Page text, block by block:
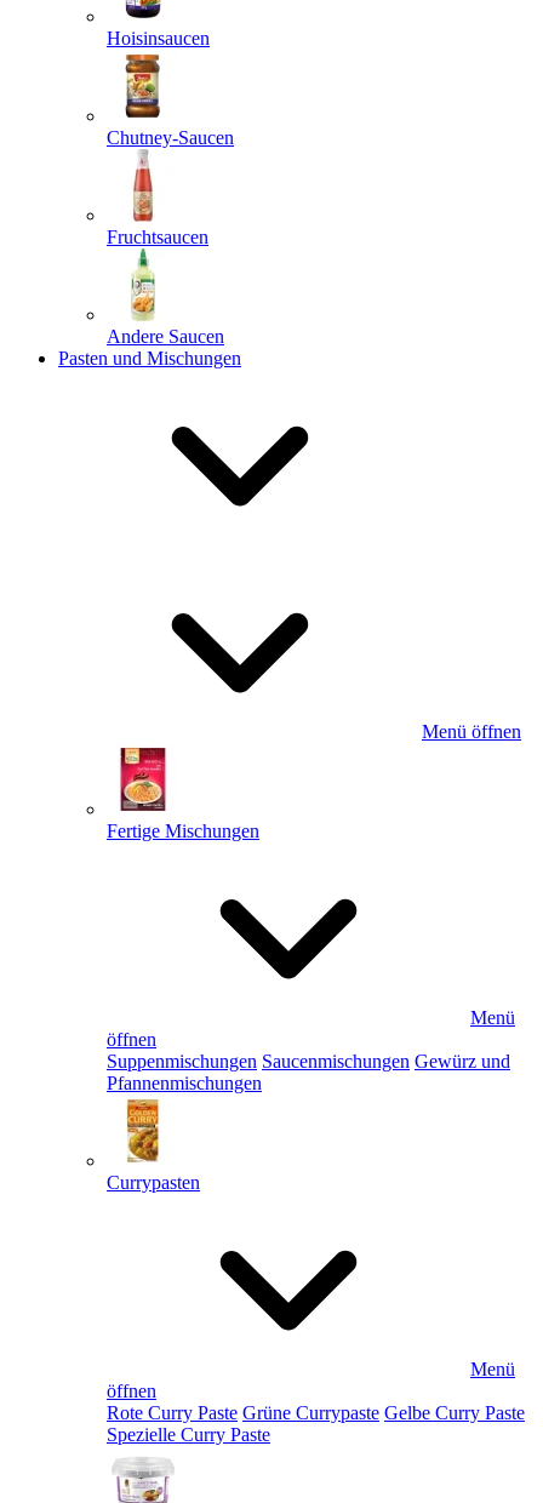
Hoisinsaucen
Chutney-Saucen
Fruchtsaucen
Andere Saucen
Pasten und Mischungen
Menü öffnen
Fertige Mischungen
Menü
öffnen
Suppenmischungen Saucenmischungen Gewürz und
Pfannenmischungen
Currypasten
Menü
öffnen
Rote Curry Paste Grüne Currypaste Gelbe Curry Paste
Spezielle Curry Paste